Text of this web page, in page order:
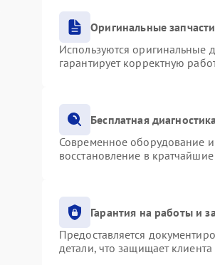
Оригинальные
Используются оригинальные
гарантирует корректную
Бесплатная
Современное оборудование и
восстановление в
Гарантия на работы и
Предоставляется
детали, что защищает